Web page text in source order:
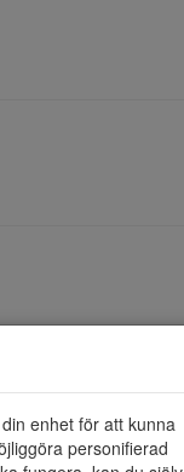
enhet för att kunna
personifierad